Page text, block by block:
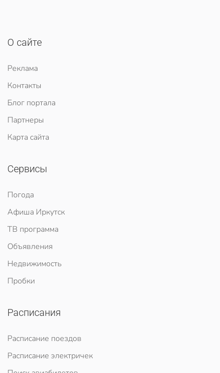
О сайте
Реклама
Контакты
Блог портала
Партнеры
Карта сайта
Сервисы
Погода
Афиша Иркутск
ТВ программа
Объявления
Недвижимость
Пробки
Расписания
Расписание поездов
Расписание электричек